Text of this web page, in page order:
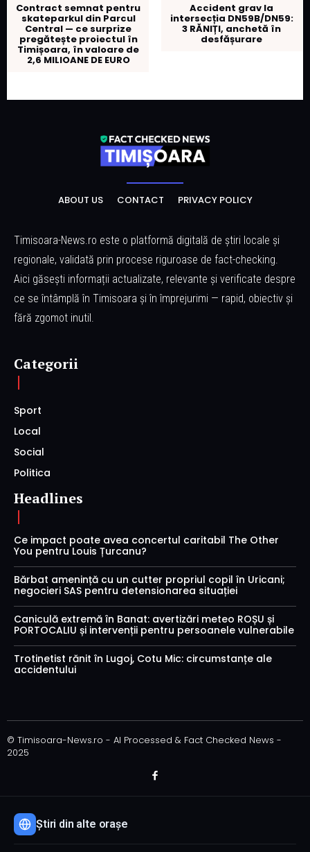
Contract semnat pentru
skateparkul din Parcul
Central — ce surprize
pregătește proiectul în
Timișoara, în valoare de
2,6 MILIOANE DE EURO
Accident grav la
intersecția DN59B/DN59:
3 RĂNIȚI, anchetă în
desfășurare
ABOUT US CONTACT PRIVACY POLICY
Timisoara-News.ro este o platformă digitală de știri locale și
regionale, validată prin procese riguroase de fact-checking.
Aici găsești informații actualizate, relevante și verificate despre
ce se întâmplă în Timisoara și în împrejurimi — rapid, obiectiv și
fără zgomot inutil.
Categorii
Sport
Local
Social
Politica
Headlines
Ce impact poate avea concertul caritabil The Other
You pentru Louis Țurcanu?
Bărbat amenință cu un cutter propriul copil în Uricani;
negocieri SAS pentru detensionarea situației
Caniculă extremă în Banat: avertizări meteo ROȘU și
PORTOCALIU și intervenții pentru persoanele vulnerabile
Trotinetist rănit în Lugoj, Cotu Mic: circumstanțe ale
accidentului
© Timisoara-News.ro - AI Processed & Fact Checked News -
2025
Știri din alte orașe